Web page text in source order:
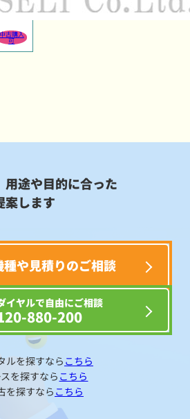
古購入
可
用途や目的に合った
案します
種や見積りのご相談
イヤルで自由にご相談
880-200
ルを探すなら こちら
を探すなら こちら
を探すなら こちら